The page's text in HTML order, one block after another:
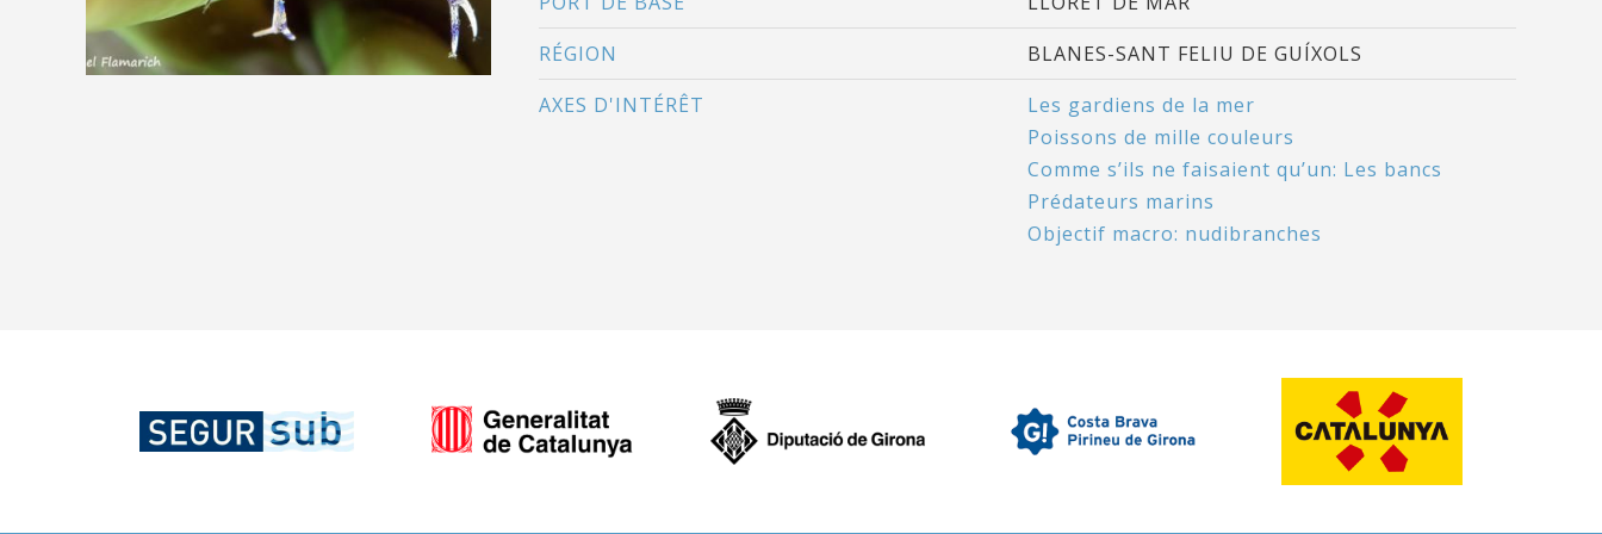
RÉGION
BLANES-SANT FELIU DE GUÍXOLS
AXES D'INTÉRÊT
Les gardiens de la mer
Poissons de mille couleurs
Comme s’ils ne faisaient qu’un: Les bancs
Prédateurs marins
Objectif macro: nudibranches